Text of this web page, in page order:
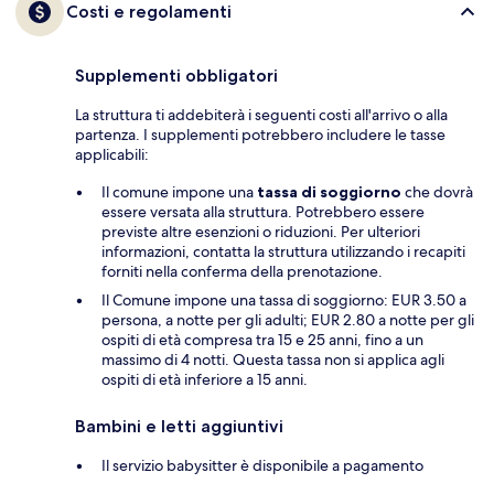
Costi e regolamenti
Supplementi obbligatori
La struttura ti addebiterà i seguenti costi all'arrivo o alla
partenza. I supplementi potrebbero includere le tasse
applicabili:
Il comune impone una tassa di soggiorno che dovrà
essere versata alla struttura. Potrebbero essere
previste altre esenzioni o riduzioni. Per ulteriori
informazioni, contatta la struttura utilizzando i recapiti
forniti nella conferma della prenotazione.
Il Comune impone una tassa di soggiorno: EUR 3.50 a
persona, a notte per gli adulti; EUR 2.80 a notte per gli
ospiti di età compresa tra 15 e 25 anni, fino a un
massimo di 4 notti. Questa tassa non si applica agli
ospiti di età inferiore a 15 anni.
Bambini e letti aggiuntivi
Il servizio babysitter è disponibile a pagamento